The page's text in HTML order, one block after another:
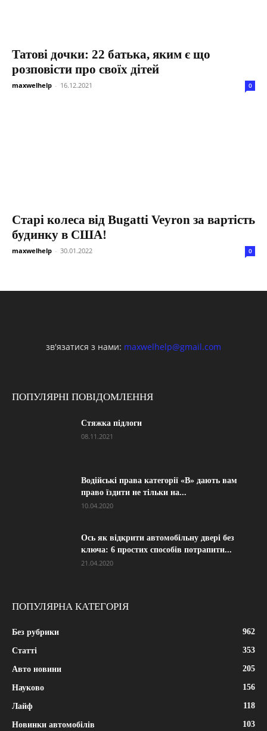
Татові дочки: 22 батька, яким є що
розповісти про своїх дітей
maxwelhelp - 16.12.2021 0
Старі колеса від Bugatti Veyron за вартість
будинку в США!
maxwelhelp - 30.01.2022 0
зв'язатися з нами: maxwelhelp@gmail.com
ПОПУЛЯРНІ ПОВІДОМЛЕННЯ
Стяжка підлоги
08.11.2021
Водійські права категорії «B» дають вам
право їздити не тільки на...
10.04.2020
Ось як відкрити автомобільну двері без
ключа: 6 простих способів потрапити...
21.04.2020
ПОПУЛЯРНА КАТЕГОРІЯ
Без рубрики 962
Статті 353
Авто новини 205
Науково 156
Лайф 118
Новинки автомобілів 103